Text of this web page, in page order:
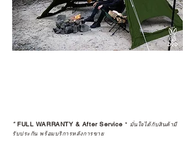
*FULL WARRANTY & After Service * มั่นใจได้กับสินค้ามี
รับประกัน พร้อมบริการหลังการขาย